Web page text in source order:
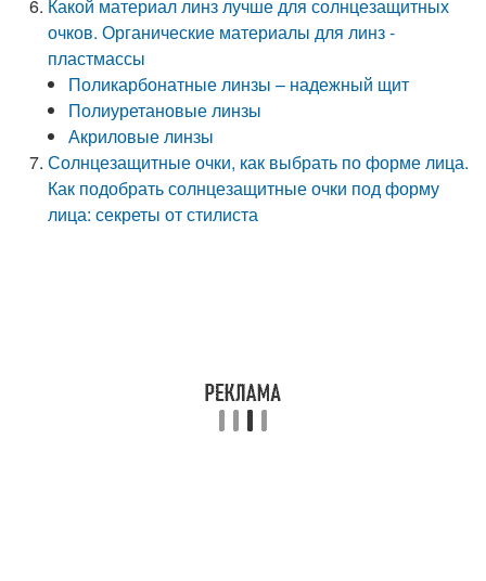
Какой материал линз лучше для солнцезащитных
очков. Органические материалы для линз -
пластмассы
Поликарбонатные линзы – надежный щит
Полиуретановые линзы
Акриловые линзы
Солнцезащитные очки, как выбрать по форме лица.
Как подобрать солнцезащитные очки под форму
лица: секреты от стилиста